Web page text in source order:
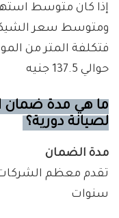
إذا كان متوسط استهلاك
ومتوسط سعر الشيكارة =
حوالي 137.5 جنيه
ما هي مدة ضمان
لصيانة دورية؟
مدة الضمان
سنوات